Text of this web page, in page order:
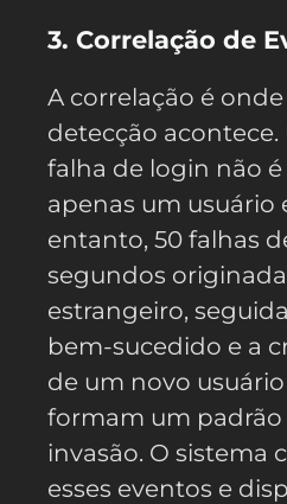
3. Correlação de
A correlação é
detecção
falha de login não
apenas um usuário
entanto, 50 falhas
segundos
estrangeiro,
bem-sucedido e a
de um novo
formam um padrão
invasão. O sistema
esses eventos e